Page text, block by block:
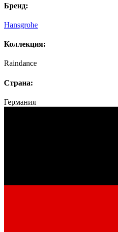
Бренд:
Hansgrohe
Коллекция:
Raindance
Страна:
Германия